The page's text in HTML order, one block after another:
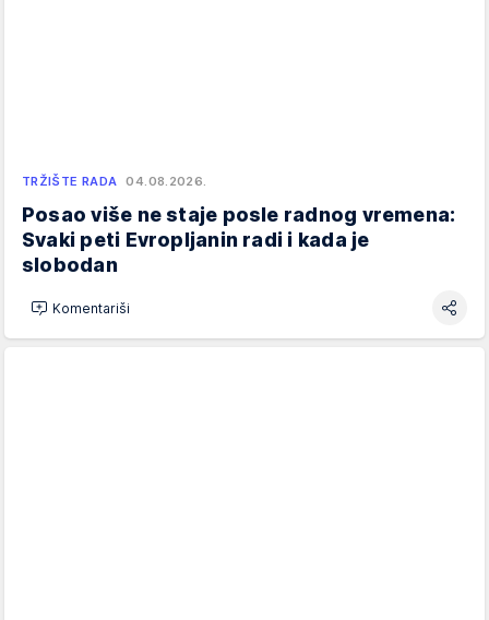
TRŽIŠTE RADA 04.08.2026.
Posao više ne staje posle radnog vremena:
Svaki peti Evropljanin radi i kada je
slobodan
Komentariši